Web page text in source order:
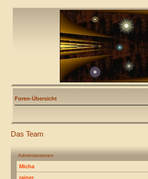
Foren-Übersicht
Das Team
Administratoren
Micha
rainer